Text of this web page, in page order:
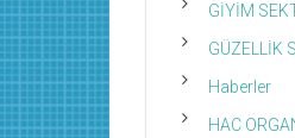
GİYİM
GÜZELLİK
Haberler
HAC